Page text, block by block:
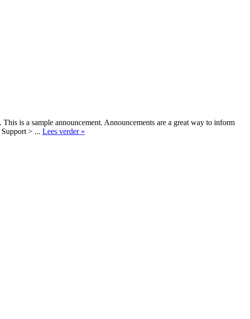
is a sample announcement. Announcements are a great way to inform
> ... Lees verder »